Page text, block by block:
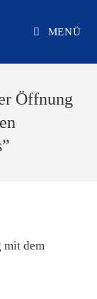
MENÜ
Öffnung